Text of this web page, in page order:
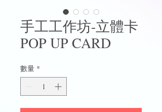
手工工作坊-立體卡
POP UP CARD
數量 *